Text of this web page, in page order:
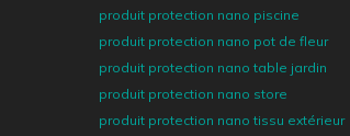
produit protection nano piscine
produit protection nano pot de fleur
produit protection nano table jardin
produit protection nano store
produit protection nano tissu extérieur